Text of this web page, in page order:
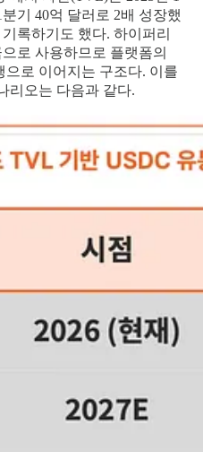
기 40억 달러로 2배 성장했
록하기도 했다. 하이퍼리
로 사용하므로 플랫폼의
으로 이어지는 구조다. 이를
리오는 다음과 같다.